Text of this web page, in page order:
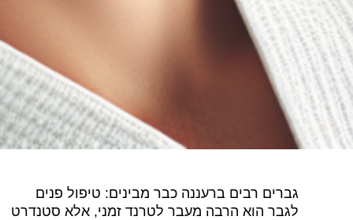
גברים רבים ברעננה כבר מבינים: טיפול פנים
לגבר הוא הרבה מעבר לטרנד זמני, אלא סטנדרט